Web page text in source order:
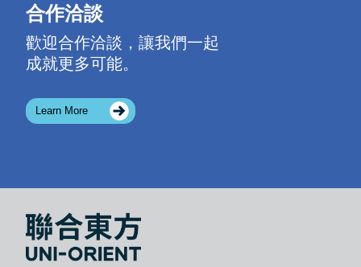
合作洽談
歡迎合作洽談，讓我們一起
成就更多可能。
Learn More